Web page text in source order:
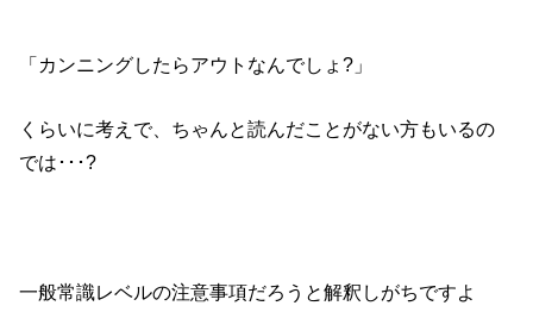
「カンニングしたらアウトなんでしょ?」
くらいに考えで、ちゃんと読んだことがない方もいるの
では･･･?
一般常識レベルの注意事項だろうと解釈しがちですよ